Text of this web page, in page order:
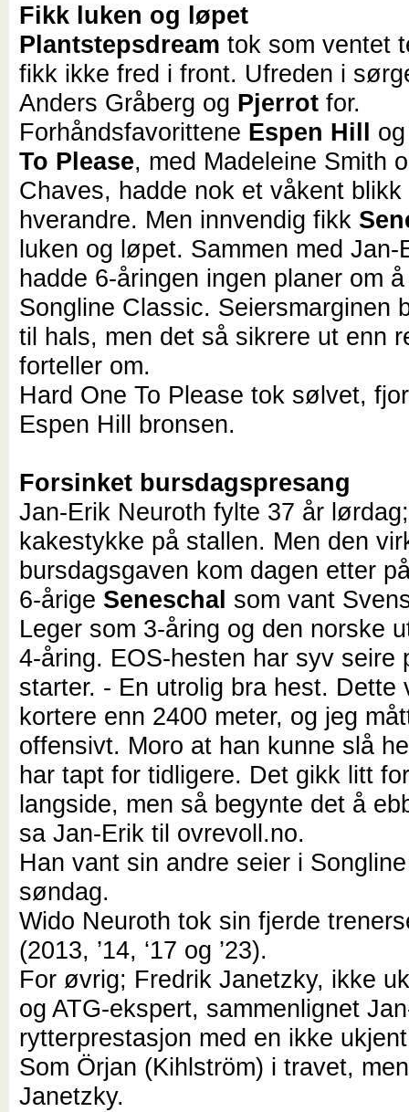
Fikk luken og løpet
Plantstepsdream tok som ventet
fikk ikke fred i front. Ufreden i
Anders Gråberg og Pjerrot for.
Forhåndsfavorittene Espen Hill
To Please, med Madeleine Smith
Chaves, hadde nok et våkent blikk
hverandre. Men innvendig fikk
luken og løpet. Sammen med Jan-
hadde 6-åringen ingen planer om
Songline Classic. Seiersmarginen
til hals, men det så sikrere ut enn
forteller om.
Hard One To Please tok sølvet,
Espen Hill bronsen.
Forsinket bursdagspresang
Jan-Erik Neuroth fylte 37 år
kakestykke på stallen. Men den
bursdagsgaven kom dagen etter
6-årige Seneschal som vant
Leger som 3-åring og den norske
4-åring. EOS-hesten har syv seire
starter. - En utrolig bra hest. Dette
kortere enn 2400 meter, og jeg
offensivt. Moro at han kunne slå
har tapt for tidligere. Det gikk litt
langside, men så begynte det å
sa Jan-Erik til ovrevoll.no.
Han vant sin andre seier i
søndag.
Wido Neuroth tok sin fjerde
(2013, ’14, ‘17 og ’23).
For øvrig; Fredrik Janetzky, ikke
og ATG-ekspert, sammenlignet
rytterprestasjon med en ikke
Som Örjan (Kihlström) i travet,
Janetzky.